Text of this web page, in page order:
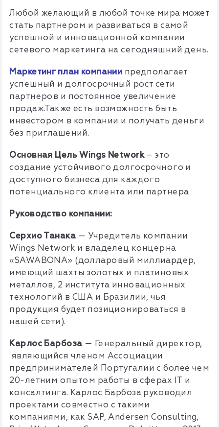
Любой желающий в любой точке мира может
стать партнером и развиваться в самой
успешной и инновационной компании
сетевого маркетинга на сегодняшний день.
Маркетинг план компании предполагает
успешный и долгосрочный рост сети
партнеров и постоянное увеличение
продаж.Также есть возможность быть
инвестором в компании и получать деньги
без приглашений.
Основная Цель Wings Network– это
создание устойчивого долгосрочного и
доступного бизнеса для каждого
потенциального клиента или партнера
Руководство компании:
Серхио Танака — Учредитель компании
Wings Network и владелец концерна
«SAWABONA» (долларовый миллиардер,
имеющий шахты золотых и платиновых
металлов, 2 института инновационных
технологий в США и Бразилии, чья
продукция будет позиционироваться в
нашей сети).
Карлос Барбоза — Генеральный директор,
являющийся членом Ассоциации
предпринимателей Португалии с более чем
20-летним опытом работы в сферах IT и
консалтинга. Карлос Барбоза руководил
проектами совместно с такими
компаниями, как SAP, Andersen Consulting,